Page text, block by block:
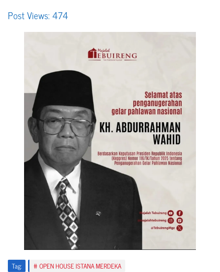
Post Views:474
Tag:
OPEN HOUSE ISTANA MERDEKA